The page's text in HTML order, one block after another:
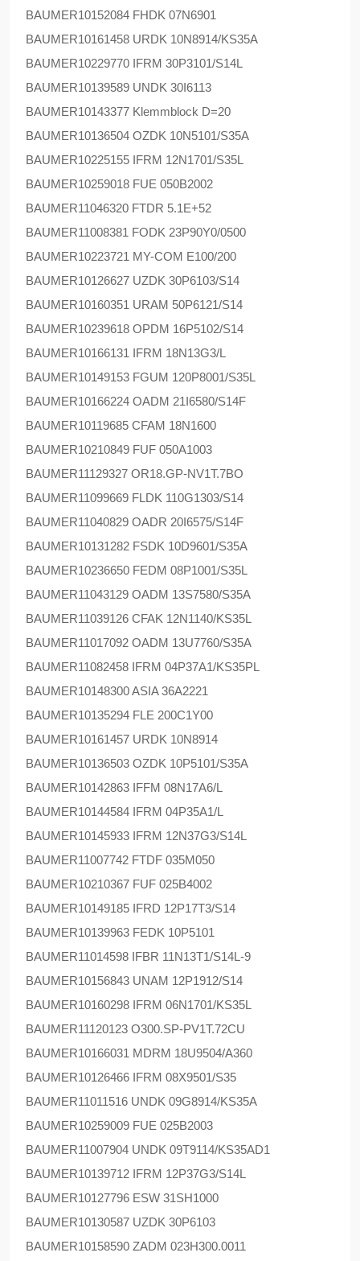
BAUMER10152084 FHDK 07N6901
BAUMER10161458 URDK 10N8914/KS35A
BAUMER10229770 IFRM 30P3101/S14L
BAUMER10139589 UNDK 30I6113
BAUMER10143377 Klemmblock D=20
BAUMER10136504 OZDK 10N5101/S35A
BAUMER10225155 IFRM 12N1701/S35L
BAUMER10259018 FUE 050B2002
BAUMER11046320 FTDR 5.1E+52
BAUMER11008381 FODK 23P90Y0/0500
BAUMER10223721 MY-COM E100/200
BAUMER10126627 UZDK 30P6103/S14
BAUMER10160351 URAM 50P6121/S14
BAUMER10239618 OPDM 16P5102/S14
BAUMER10166131 IFRM 18N13G3/L
BAUMER10149153 FGUM 120P8001/S35L
BAUMER10166224 OADM 21I6580/S14F
BAUMER10119685 CFAM 18N1600
BAUMER10210849 FUF 050A1003
BAUMER11129327 OR18.GP-NV1T.7BO
BAUMER11099669 FLDK 110G1303/S14
BAUMER11040829 OADR 20I6575/S14F
BAUMER10131282 FSDK 10D9601/S35A
BAUMER10236650 FEDM 08P1001/S35L
BAUMER11043129 OADM 13S7580/S35A
BAUMER11039126 CFAK 12N1140/KS35L
BAUMER11017092 OADM 13U7760/S35A
BAUMER11082458 IFRM 04P37A1/KS35PL
BAUMER10148300 ASIA 36A2221
BAUMER10135294 FLE 200C1Y00
BAUMER10161457 URDK 10N8914
BAUMER10136503 OZDK 10P5101/S35A
BAUMER10142863 IFFM 08N17A6/L
BAUMER10144584 IFRM 04P35A1/L
BAUMER10145933 IFRM 12N37G3/S14L
BAUMER11007742 FTDF 035M050
BAUMER10210367 FUF 025B4002
BAUMER10149185 IFRD 12P17T3/S14
BAUMER10139963 FEDK 10P5101
BAUMER11014598 IFBR 11N13T1/S14L-9
BAUMER10156843 UNAM 12P1912/S14
BAUMER10160298 IFRM 06N1701/KS35L
BAUMER11120123 O300.SP-PV1T.72CU
BAUMER10166031 MDRM 18U9504/A360
BAUMER10126466 IFRM 08X9501/S35
BAUMER11011516 UNDK 09G8914/KS35A
BAUMER10259009 FUE 025B2003
BAUMER11007904 UNDK 09T9114/KS35AD1
BAUMER10139712 IFRM 12P37G3/S14L
BAUMER10127796 ESW 31SH1000
BAUMER10130587 UZDK 30P6103
BAUMER10158590 ZADM 023H300.0011